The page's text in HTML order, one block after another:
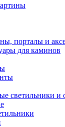
порталы и
для каминов
светильники и